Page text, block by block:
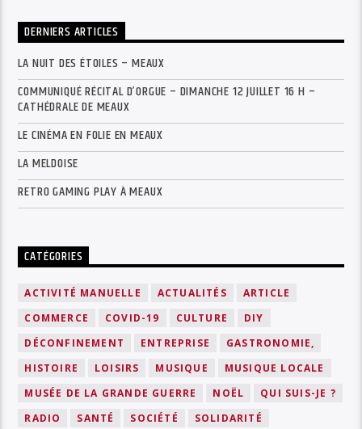
DERNIERS ARTICLES
LA NUIT DES ÉTOILES – MEAUX
COMMUNIQUÉ RÉCITAL D’ORGUE – DIMANCHE 12 JUILLET 16 H –
CATHÉDRALE DE MEAUX
LE CINÉMA EN FOLIE EN MEAUX
LA MELDOISE
RETRO GAMING PLAY À MEAUX
CATÉGORIES
ACTIVITÉ MANUELLE ACTUALITÉS
ARTICLE
COMMERCE
COVID-19 CULTURE
DIY
DÉCONFINEMENT
ENTREPRISE
GASTRONOMIE,
HISTOIRE
LOISIRS MUSIQUE
MUSIQUE LOCALE
MUSÉE DE LA GRANDE GUERRE
NOËL
QUI SUIS-JE ?
RADIO
SANTÉ SOCIÉTÉ
SOLIDARITÉ